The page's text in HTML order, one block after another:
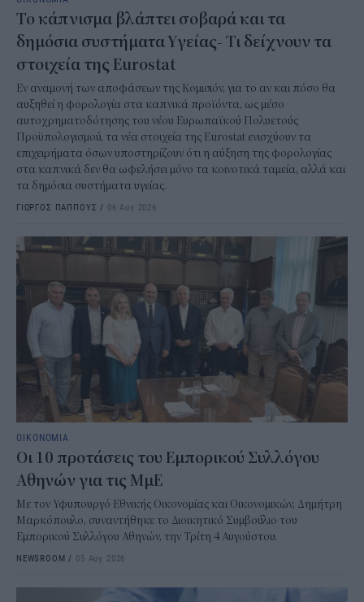
Το κάπνισμα βλάπτει σοβαρά και τα
δημόσια συστήματα Υγείας- Τι δείχνουν τα
στοιχεία της Eurostat
Εν αναμονή των αποφάσεων της Κομισιόν, για το αν και πόσο θα
αυξηθεί η φορολογία στα καπνικά προϊόντα, ως μέσο
αυτοχρηματοδότησης του νέου Ευρωπαϊκού Πολυετούς
Προϋπολογισμού, τα νέα στοιχεία της Eurostat ενισχύουν τα
επιχειρήματα όσων υποστηρίζουν ότι η αύξηση της φορολογίας
στα καπνικά δεν θα ωφελήσει μόνο τα κοινοτικά ταμεία, αλλά και
τα δημόσια συστήματα υγείας.
ΓΙΩΡΓΟΣ ΠΑΠΠΟΥΣ / 06 Αυγ 2026
ΟΙΚΟΝΟΜΙΑ
Οι 10 προτάσεις του Εμπορικού Συλλόγου
Αθηνών για τις ΜμΕ
Με τον Υφυπουργό Εθνικής Οικονομίας και Οικονομικών, Δημήτρη
Μαρκόπουλο, συναντήθηκε το Διοικητικό Συμβούλιο του
Εμπορικού Συλλόγου Αθηνών, την Τρίτη 4 Αυγούστου.
NEWSROOM / 05 Αυγ 2026